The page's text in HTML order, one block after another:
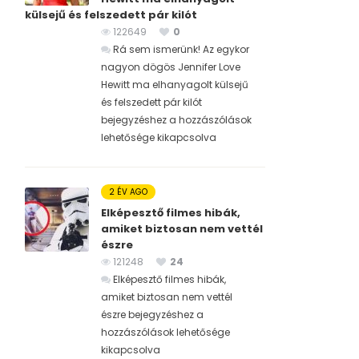
külsejű és felszedett pár kilót
122649
0
Rá sem ismerünk! Az egykor
nagyon dögös Jennifer Love
Hewitt ma elhanyagolt külsejű
és felszedett pár kilót
bejegyzéshez a hozzászólások
lehetősége kikapcsolva
2 ÉV AGO
Elképesztő filmes hibák,
amiket biztosan nem vettél
észre
121248
24
Elképesztő filmes hibák,
amiket biztosan nem vettél
észre bejegyzéshez a
hozzászólások lehetősége
kikapcsolva